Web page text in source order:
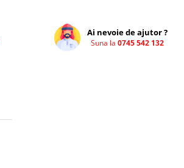
Ai nevoie de ajutor ?
Suna la 0745 542 132